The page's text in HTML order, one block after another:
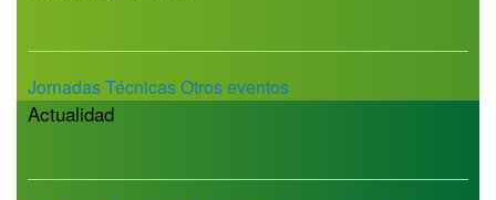
Jornadas TécnicasOtros eventos
Actualidad